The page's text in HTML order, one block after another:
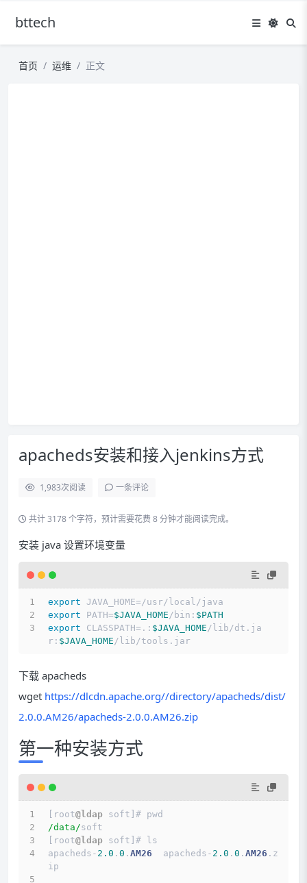
bttech
首页 运维 正文
apacheds安装和接入jenkins方式
1,983次阅读 一条评论
共计 3178 个字符，预计需要花费 8 分钟才能阅读完成。
安装 java 设置环境变量
export JAVA_HOME=/usr/local/java
export PATH=$JAVA_HOME /bin: $PATH
export CLASSPATH=.: $JAVA_HOME /lib/dt.ja
r: $JAVA_HOME /lib/tools.jar
下载 apacheds
wget https://dlcdn.apache.org//directory/apacheds/dist/
2.0.0.AM26/apacheds-2.0.0.AM26.zip
第一种安装方式
[root@ldap soft]# pwd
/data/soft
[root@ldap soft]# ls
apacheds - 2.0 . 0 . AM26
  apacheds
- 2.0 . 0 . AM26 .z
ip